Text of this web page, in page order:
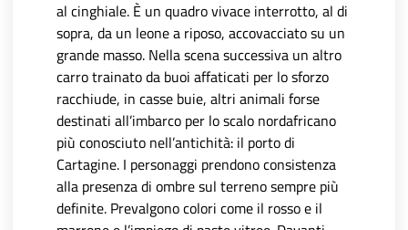
al cinghiale. È un quadro vivace interrotto, al di
sopra, da un leone a riposo, accovacciato su un
grande masso. Nella scena successiva un altro
carro trainato da buoi affaticati per lo sforzo
racchiude, in casse buie, altri animali forse
destinati all’imbarco per lo scalo nordafricano
più conosciuto nell’antichità: il porto di
Cartagine. I personaggi prendono consistenza
alla presenza di ombre sul terreno sempre più
definite. Prevalgono colori come il rosso e il